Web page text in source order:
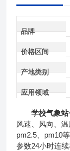
品牌
价格区间
产地类别
应用领域
学校气象站
风速、风向、
pm2.5、pm10
参数24小时连